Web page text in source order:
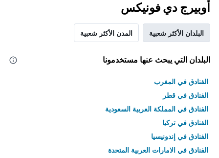
أوبيرج دي فونيكس
البلدان الأكثر شعبية المدن الأكثر شعبية
البلدان التي يبحث عنها مستخدمونا
الفنادق في المغرب
الفنادق في قطر
الفنادق في المملكة العربية السعودية
الفنادق في تركيا
الفنادق في إندونيسيا
الفنادق في الامارات العربية المتحدة